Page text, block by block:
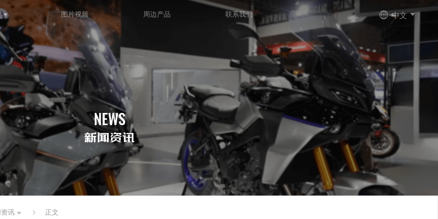
图片视频 周边产品 联系我们 中文
NEWS
新闻资讯
讯 正文